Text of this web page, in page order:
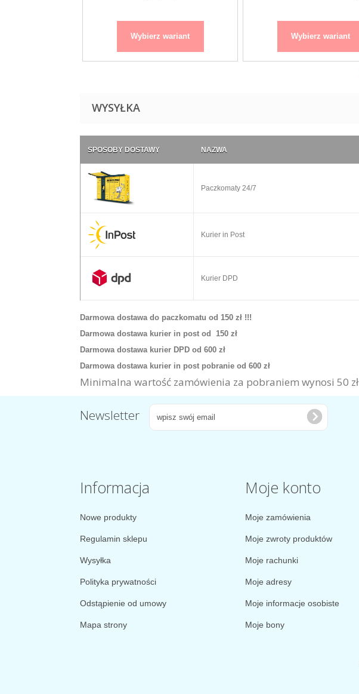
Wybierz wariant Wybierz wariant
WYSYŁKA
SPOSOBY DOSTAWY NAZWA
Paczkomaty 24/7
Kurier in Post
Kurier DPD
Darmowa dostawa do paczkomatu od 150 zł !!!
Darmowa dostawa kurier in post od 150 zł
Darmowa dostawa kurier DPD od 600 zł
Darmowa dostawa kurier in post pobranie od 600 zł
Minimalna wartość zamówienia za pobraniem wynosi 50 zł
Newsletter
Informacja
Nowe produkty
Regulamin sklepu
Wysyłka
Polityka prywatności
Odstąpienie od umowy
Mapa strony
Moje konto
Moje zamówienia
Moje zwroty produktów
Moje rachunki
Moje adresy
Moje informacje osobiste
Moje bony